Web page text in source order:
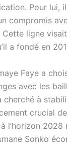
Pour lui,
compromis
ligne
a fondé en
Faye a
avec les
à
crucial
l’horizon 2028
Sonko